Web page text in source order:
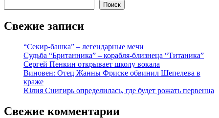
Поиск
Свежие записи
“Секир-башка” – легендарные мечи
Судьба “Британника” – корабля-близнеца “Титаника”
Сергей Пенкин открывает школу вокала
Виновен: Отец Жанны Фриске обвинил Шепелева в
краже
Юлия Снигирь определилась, где будет рожать первенца
Свежие комментарии